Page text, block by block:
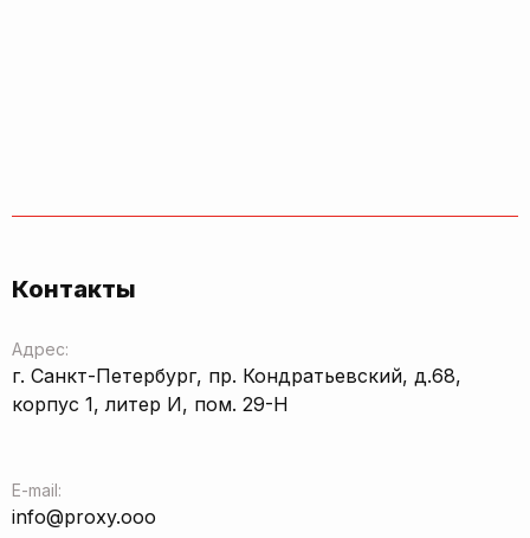
Контакты
Адрес:
г. Санкт-Петербург, пр. Кондратьевский, д.68,
корпус 1, литер И, пом. 29-Н
E-mail:
info@proxy.ooo